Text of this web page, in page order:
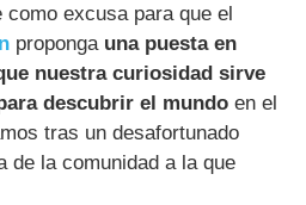
excusa para que el
proponga una puesta en
nuestra curiosidad sirve
descubrir el mundo en el
tras un desafortunado
de la comunidad a la que